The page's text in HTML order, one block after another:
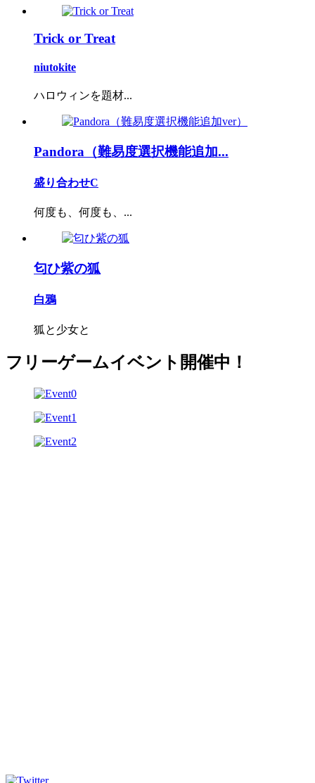
Trick or Treat
niutokite
ハロウィンを題材...
Pandora（難易度選択機能追加...
盛り合わせC
何度も、何度も、...
匂ひ紫の狐
白鴉
狐と少女と
フリーゲームイベント開催中！